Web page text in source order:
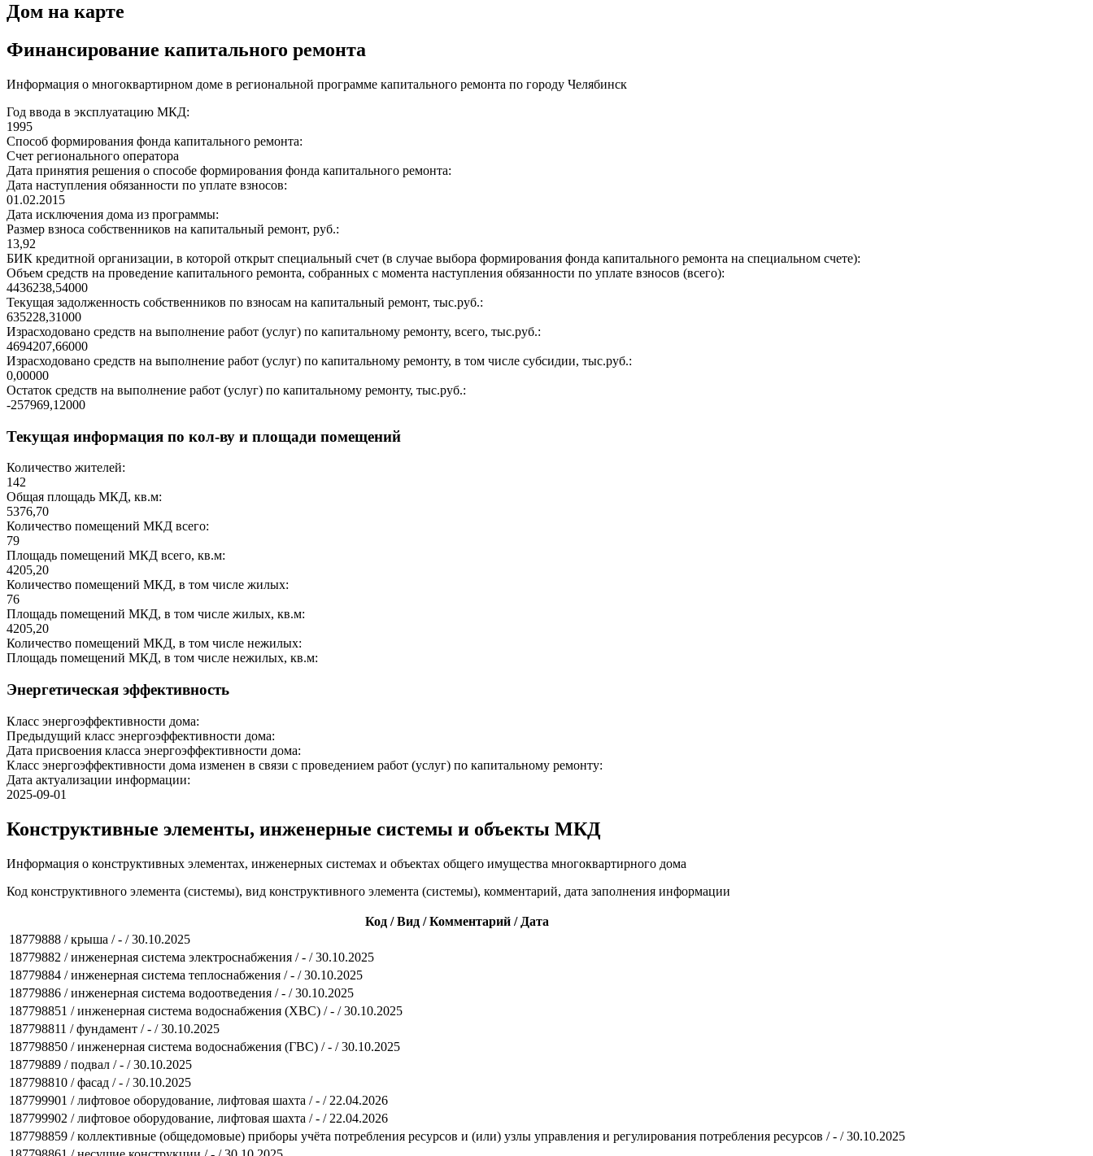
Дом на карте
Финансирование капитального ремонта
Информация о многоквартирном доме в региональной программе капитального ремонта по городу Челябинск
Год ввода в эксплуатацию МКД:
1995
Способ формирования фонда капитального ремонта:
Счет регионального оператора
Дата принятия решения о способе формирования фонда капитального ремонта:
Дата наступления обязанности по уплате взносов:
01.02.2015
Дата исключения дома из программы:
Размер взноса собственников на капитальный ремонт, руб.:
13,92
БИК кредитной организации, в которой открыт специальный счет (в случае выбора формирования фонда капитального ремонта на специальном счете):
Объем средств на проведение капитального ремонта, собранных с момента наступления обязанности по уплате взносов (всего):
4436238,54000
Текущая задолженность собственников по взносам на капитальный ремонт, тыс.руб.:
635228,31000
Израсходовано средств на выполнение работ (услуг) по капитальному ремонту, всего, тыс.руб.:
4694207,66000
Израсходовано средств на выполнение работ (услуг) по капитальному ремонту, в том числе субсидии, тыс.руб.:
0,00000
Остаток средств на выполнение работ (услуг) по капитальному ремонту, тыс.руб.:
-257969,12000
Текущая информация по кол-ву и площади помещений
Количество жителей:
142
Общая площадь МКД, кв.м:
5376,70
Количество помещений МКД всего:
79
Площадь помещений МКД всего, кв.м:
4205,20
Количество помещений МКД, в том числе жилых:
76
Площадь помещений МКД, в том числе жилых, кв.м:
4205,20
Количество помещений МКД, в том числе нежилых:
Площадь помещений МКД, в том числе нежилых, кв.м:
Энергетическая эффективность
Класс энергоэффективности дома:
Предыдущий класс энергоэффективности дома:
Дата присвоения класса энергоэффективности дома:
Класс энергоэффективности дома изменен в связи с проведением работ (услуг) по капитальному ремонту:
Дата актуализации информации:
2025-09-01
Конструктивные элементы, инженерные системы и объекты МКД
Информация о конструктивных элементах, инженерных системах и объектах общего имущества многоквартирного дома
Код конструктивного элемента (системы), вид конструктивного элемента (системы), комментарий, дата заполнения информации
Код / Вид / Комментарий / Дата
18779888 / крыша / - / 30.10.2025
18779882 / инженерная система электроснабжения / - / 30.10.2025
18779884 / инженерная система теплоснабжения / - / 30.10.2025
18779886 / инженерная система водоотведения / - / 30.10.2025
187798851 / инженерная система водоснабжения (ХВС) / - / 30.10.2025
187798811 / фундамент / - / 30.10.2025
187798850 / инженерная система водоснабжения (ГВС) / - / 30.10.2025
18779889 / подвал / - / 30.10.2025
187798810 / фасад / - / 30.10.2025
187799901 / лифтовое оборудование, лифтовая шахта / - / 22.04.2026
187799902 / лифтовое оборудование, лифтовая шахта / - / 22.04.2026
187798859 / коллективные (общедомовые) приборы учёта потребления ресурсов и (или) узлы управления и регулирования потребления ресурсов / - / 30.10.2025